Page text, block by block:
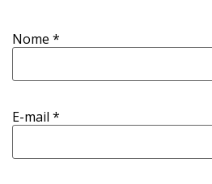
Nome *
E-mail *